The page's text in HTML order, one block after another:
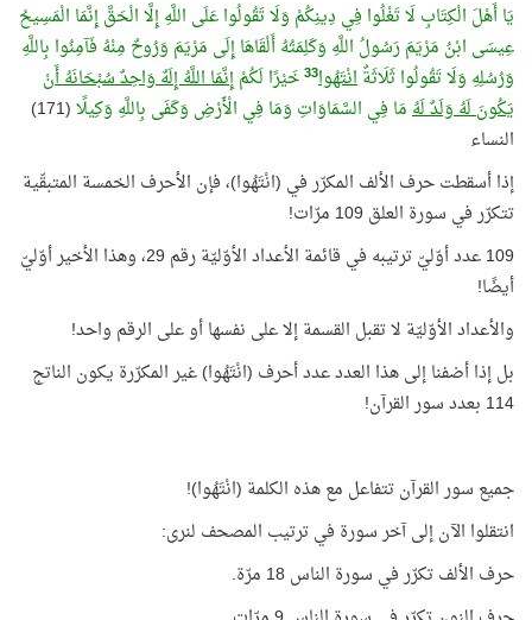
يَا أَهْلَ الْكِتَابِ لَا تَغْلُوا فِي دِينِكُمْ وَلَا تَقُولُوا عَلَى اللَّهِ إِلَّا الْحَقَّ إِنَّمَا الْمَسِيحُ
عِيسَى ابْنُ مَرْيَمَ رَسُولُ اللَّهِ وَكَلِمَتُهُ أَلْقَاهَا إِلَى مَرْيَمَ وَرُوحٌ مِنْهُ فَآمِنُوا بِاللَّهِ
وَرُسُلِهِ وَلَا تَقُولُوا ثَلَاثَةٌانْتَهُوا33 خَيْرًا لَكُمْإِنَّمَا اللَّهُ إِلَهٌ وَاحِدٌ سُبْحَانَهُ أَنْ
يَكُونَ لَهُ وَلَدٌ لَهُمَا فِي السَّمَاوَاتِ وَمَا فِي الْأَرْضِ وَكَفَى بِاللَّهِ وَكِيلًا
(171)
النساء
إذا أسقطت حرف الألف المكرّر في (انْتَهُوا)، فإن الأحرف الخمسة المتبقّية
تتكرّر في سورة العلق 109 مرّات!
109 عدد أوّليّ ترتيبه في قائمة الأعداد الأوّليّة رقم 29، وهذا الأخير أوّليّ
أيضًا!
والأعداد الأوّليّة لا تقبل القسمة إلا على نفسها أو على الرقم واحد!
بل إذا أضفنا إلى هذا العدد عدد أحرف (انْتَهُوا) غير المكرّرة يكون الناتج
114 بعدد سور القرآن!
جميع سور القرآن تتفاعل مع هذه الكلمة (انْتَهُوا)!
انتقلوا الآن إلى آخر سورة في ترتيب المصحف لنرى:
حرف الألف تكرّر في سورة الناس 18 مرّة.